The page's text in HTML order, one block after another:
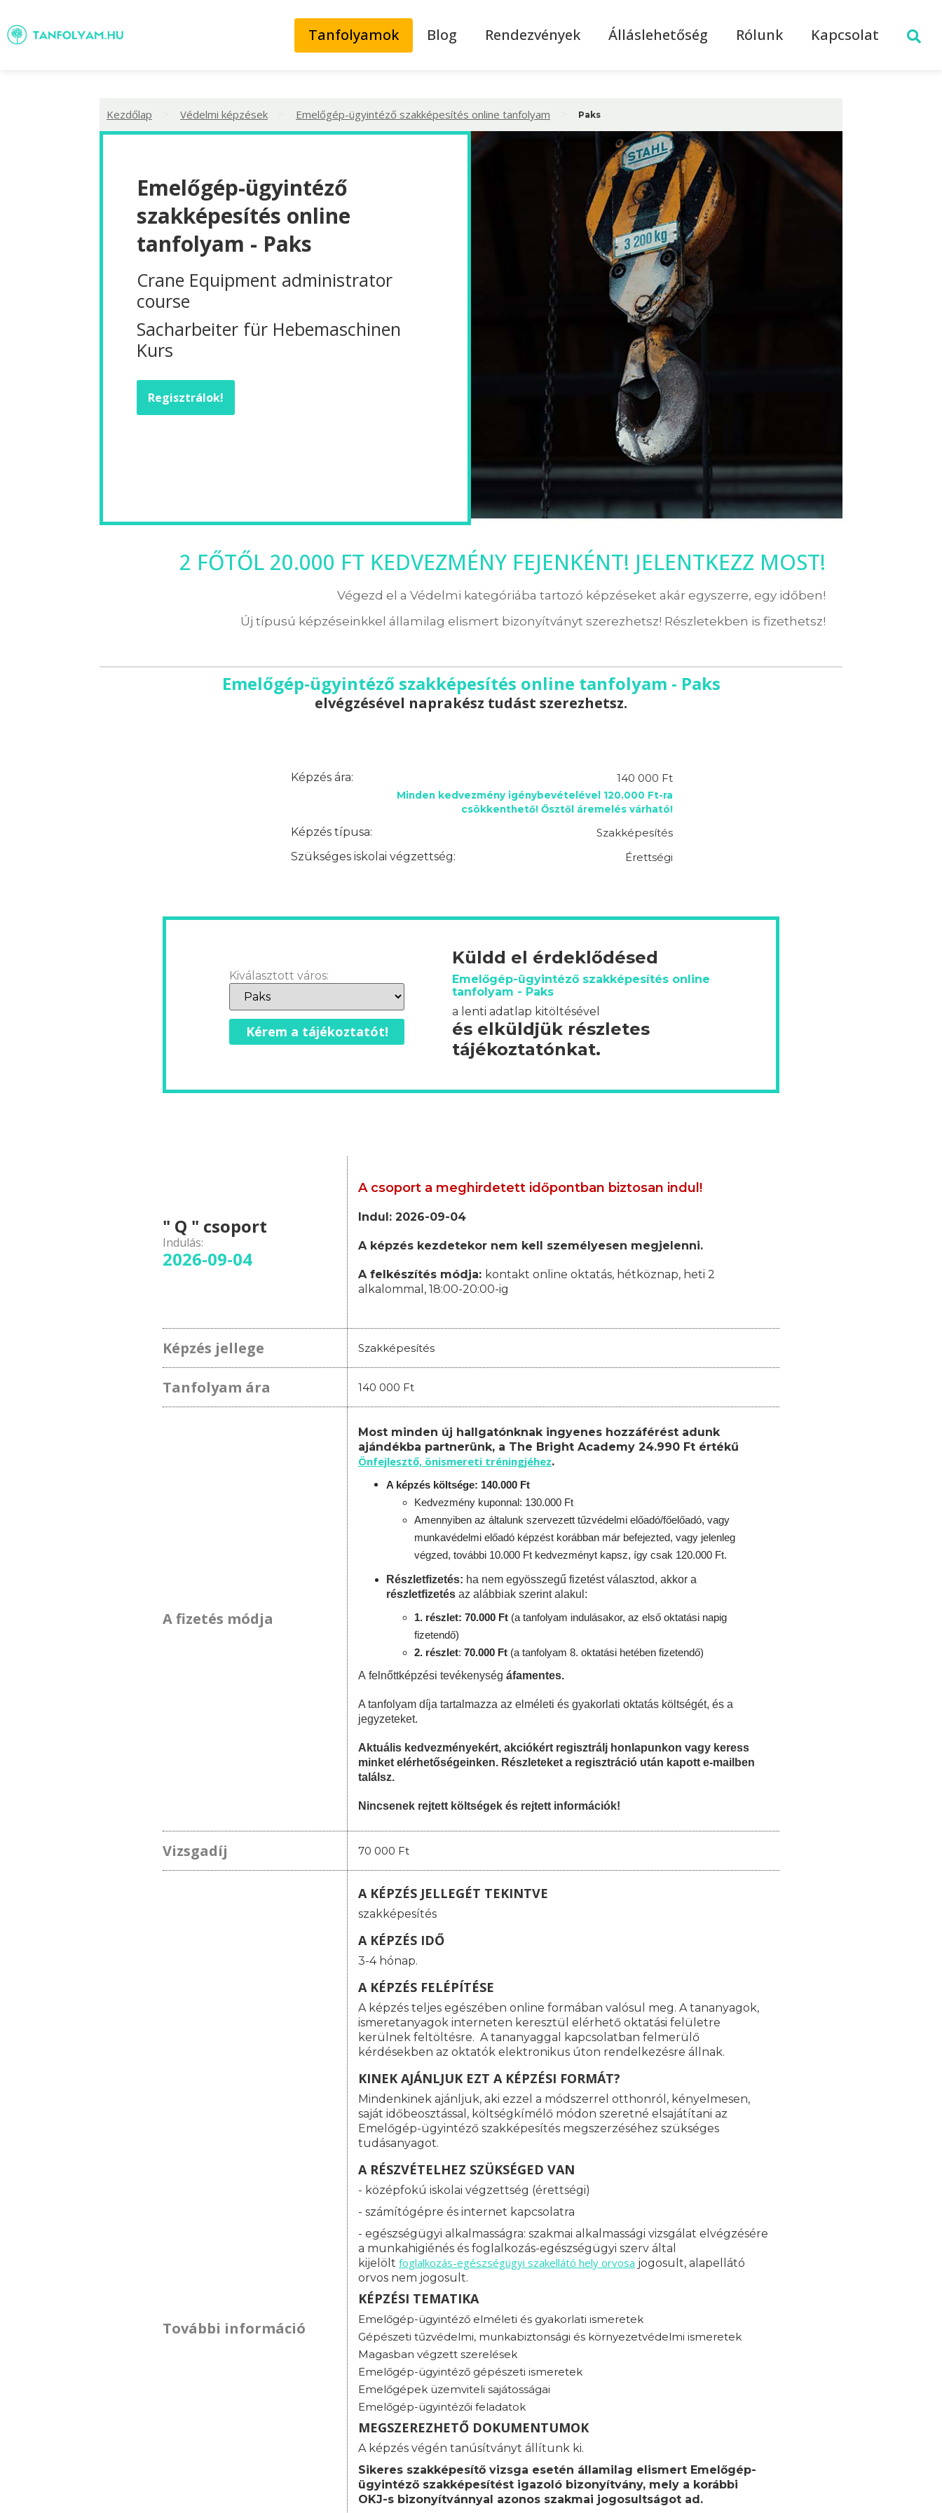
Tanfolyamok Blog Rendezvények Álláslehetőség Rólunk Kapcsolat
Kezdőlap Védelmi képzések Emelőgép-ügyintéző szakképesítés online tanfolyam Paks
Emelőgép-ügyintéző
szakképesítés online
tanfolyam - Paks
Crane Equipment administrator
course
Sacharbeiter für Hebemaschinen
Kurs
Regisztrálok!
2 FŐTŐL 20.000 FT KEDVEZMÉNY FEJENKÉNT! JELENTKEZZ MOST!
Végezd el a Védelmi kategóriába tartozó képzéseket akár egyszerre, egy időben!
Új típusú képzéseinkkel államilag elismert bizonyítványt szerezhetsz! Részletekben is fizethetsz!
Emelőgép-ügyintéző szakképesítés online tanfolyam - Paks
elvégzésével naprakész tudást szerezhetsz.
Képzés ára: 140 000 Ft
Minden kedvezmény igénybevételével 120.000 Ft-ra
csökkenthető! Ősztől áremelés várható!
Képzés típusa:
Szakképesítés
Szükséges iskolai végzettség:
Érettségi
Kiválasztott város:
Kérem a tájékoztatót!
Küldd el érdeklődésed
Emelőgép-ügyintéző szakképesítés online
tanfolyam - Paks
a lenti adatlap kitöltésével
és elküldjük részletes
tájékoztatónkat.
" Q " csoport
Indulás:
2026-09-04
A csoport a meghirdetett időpontban biztosan indul!
Indul: 2026-09-04
A képzés kezdetekor nem kell személyesen megjelenni.
A felkészítés módja: kontakt online oktatás, hétköznap, heti 2
alkalommal, 18:00-20:00-ig
Képzés jellege Szakképesítés
Tanfolyam ára 140 000 Ft
A fizetés módja
Most minden új hallgatónknak ingyenes hozzáférést adunk
ajándékba partnerünk, a The Bright Academy 24.990 Ft értékű
Önfejlesztő, önismereti tréningjéhez.
A képzés költsége: 140.000 Ft
Kedvezmény kuponnal: 130.000 Ft
Amennyiben az általunk szervezett tűzvédelmi előadó/főelőadó, vagy
munkavédelmi előadó képzést korábban már befejezted, vagy jelenleg
végzed, további 10.000 Ft kedvezményt kapsz, így csak 120.000 Ft.
Részletfizetés: ha nem egyösszegű fizetést választod, akkor a
részletfizetés az alábbiak szerint alakul:
1. részlet: 70.000 Ft (a tanfolyam indulásakor, az első oktatási napig
fizetendő)
2. részlet: 70.000 Ft (a tanfolyam 8. oktatási hetében fizetendő)
A felnőttképzési tevékenység áfamentes.
A tanfolyam díja tartalmazza az elméleti és gyakorlati oktatás költségét, és a
jegyzeteket.
Aktuális kedvezményekért, akciókért regisztrálj honlapunkon vagy keress
minket elérhetőségeinken. Részleteket a regisztráció után kapott e-mailben
találsz.
Nincsenek rejtett költségek és rejtett információk!
Vizsgadíj 70 000 Ft
További információ
A KÉPZÉS JELLEGÉT TEKINTVE
szakképesítés
A KÉPZÉS IDŐ
3-4 hónap.
A KÉPZÉS FELÉPÍTÉSE
A képzés teljes egészében online formában valósul meg. A tananyagok,
ismeretanyagok interneten keresztül elérhető oktatási felületre
kerülnek feltöltésre. A tananyaggal kapcsolatban felmerülő
kérdésekben az oktatók elektronikus úton rendelkezésre állnak.
KINEK AJÁNLJUK EZT A KÉPZÉSI FORMÁT?
Mindenkinek ajánljuk, aki ezzel a módszerrel otthonról, kényelmesen,
saját időbeosztással, költségkímélő módon szeretné elsajátítani az
Emelőgép-ügyintéző szakképesítés megszerzéséhez szükséges
tudásanyagot.
A RÉSZVÉTELHEZ SZÜKSÉGED VAN
- középfokú iskolai végzettség (érettségi)
- számítógépre és internet kapcsolatra
- egészségügyi alkalmasságra: szakmai alkalmassági vizsgálat elvégzésére
a munkahigiénés és foglalkozás-egészségügyi szerv által
kijelölt foglalkozás-egészségügyi szakellátó hely orvosa jogosult, alapellátó
orvos nem jogosult.
KÉPZÉSI TEMATIKA
Emelőgép-ügyintéző elméleti és gyakorlati ismeretek
Gépészeti tűzvédelmi, munkabiztonsági és környezetvédelmi ismeretek
Magasban végzett szerelések
Emelőgép-ügyintéző gépészeti ismeretek
Emelőgépek üzemviteli sajátosságai
Emelőgép-ügyintézői feladatok
MEGSZEREZHETŐ DOKUMENTUMOK
A képzés végén tanúsítványt állítunk ki.
Sikeres szakképesítő vizsga esetén államilag elismert Emelőgép-
ügyintéző szakképesítést igazoló bizonyítvány, mely a korábbi
OKJ-s bizonyítvánnyal azonos szakmai jogosultságot ad.